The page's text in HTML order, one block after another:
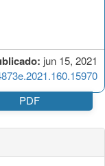
jun 15, 2021
PDF